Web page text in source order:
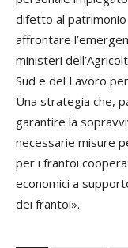
difetto al
affrontare
ministeri
Sud e del Lavoro
Una strategia che,
garantire la
necessarie misure
per i frantoi
economici a
dei frantoi».